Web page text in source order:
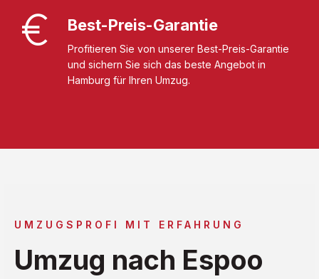
Best-Preis-Garantie
Profitieren Sie von unserer Best-Preis-Garantie
und sichern Sie sich das beste Angebot in
Hamburg für Ihren Umzug.
UMZUGSPROFI MIT ERFAHRUNG
Umzug nach Espoo